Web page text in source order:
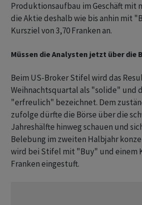
Produktionsaufbau im Geschäft mit
die Aktie deshalb wie bis anhin mit
Kursziel von 3,70 Franken an.
Müssen die Analysten jetzt über die
Beim US-Broker Stifel wird das
Weihnachtsquartal als "solide" und
"erfreulich" bezeichnet. Dem
zufolge dürfte die Börse über die
Jahreshälfte hinweg schauen und
Belebung im zweiten Halbjahr
wird bei Stifel mit "Buy" und einem
Franken eingestuft.